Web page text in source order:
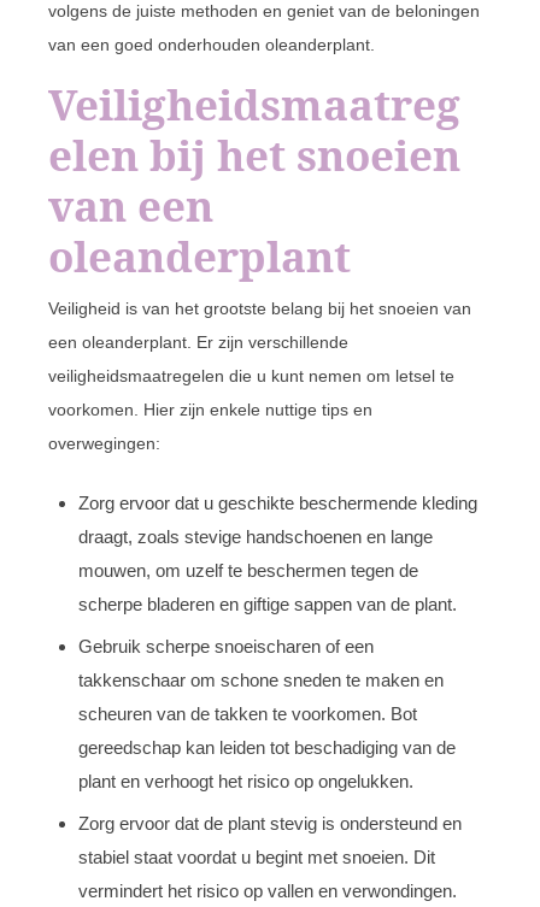
volgens de juiste methoden en geniet van de beloningen
van een goed onderhouden oleanderplant.
Veiligheidsmaatreg
elen bij het snoeien
van een
oleanderplant
Veiligheid is van het grootste belang bij het snoeien van
een oleanderplant. Er zijn verschillende
veiligheidsmaatregelen die u kunt nemen om letsel te
voorkomen. Hier zijn enkele nuttige tips en
overwegingen:
Zorg ervoor dat u geschikte beschermende kleding
draagt, zoals stevige handschoenen en lange
mouwen, om uzelf te beschermen tegen de
scherpe bladeren en giftige sappen van de plant.
Gebruik scherpe snoeischaren of een
takkenschaar om schone sneden te maken en
scheuren van de takken te voorkomen. Bot
gereedschap kan leiden tot beschadiging van de
plant en verhoogt het risico op ongelukken.
Zorg ervoor dat de plant stevig is ondersteund en
stabiel staat voordat u begint met snoeien. Dit
vermindert het risico op vallen en verwondingen.